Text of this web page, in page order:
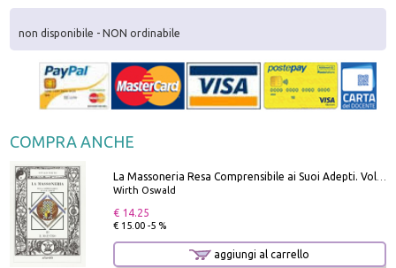
non disponibile - NON ordinabile
COMPRA ANCHE
La Massoneria Resa Comprensibile ai Suoi Adepti. Vol. 3: il Maestro.
Wirth Oswald
€ 14.25
€ 15.00 -5 %
aggiungi al carrello